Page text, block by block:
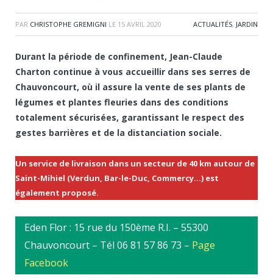
PAR CHRISTOPHE GREMIGNI LE 15 AVRIL 2020 ACTUALITÉS, JARDIN
Durant la période de confinement, Jean-Claude
Charton continue à vous accueillir dans ses serres de
Chauvoncourt, où il assure la vente de ses plants de
légumes et plantes fleuries dans des conditions
totalement sécurisées, garantissant le respect des
gestes barrières et de la distanciation sociale.
Un service de livraison dans un secteur de 40 km autour de
Saint-Mihiel (Verdun, Bar-le-Duc, Commercy…) est
également proposé.
Eden Flor : 15 rue du 150ème R.I. – 55300
Chauvoncourt – Tél 06 81 57 86 73 – Page
Facebook